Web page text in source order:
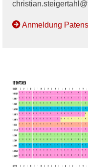
Anmeldung